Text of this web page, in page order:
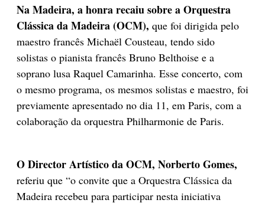
Na Madeira, a honra recaiu sobre a Orquestra
Clássica da Madeira (OCM), que foi dirigida pelo
maestro francês Michaël Cousteau, tendo sido
solistas o pianista francês Bruno Belthoise e a
soprano lusa Raquel Camarinha. Esse concerto, com
o mesmo programa, os mesmos solistas e maestro, foi
previamente apresentado no dia 11, em Paris, com a
colaboração da orquestra Philharmonie de Paris.
O Director Artístico da OCM, Norberto Gomes,
referiu que “o convite que a Orquestra Clássica da
Madeira recebeu para participar nesta iniciativa